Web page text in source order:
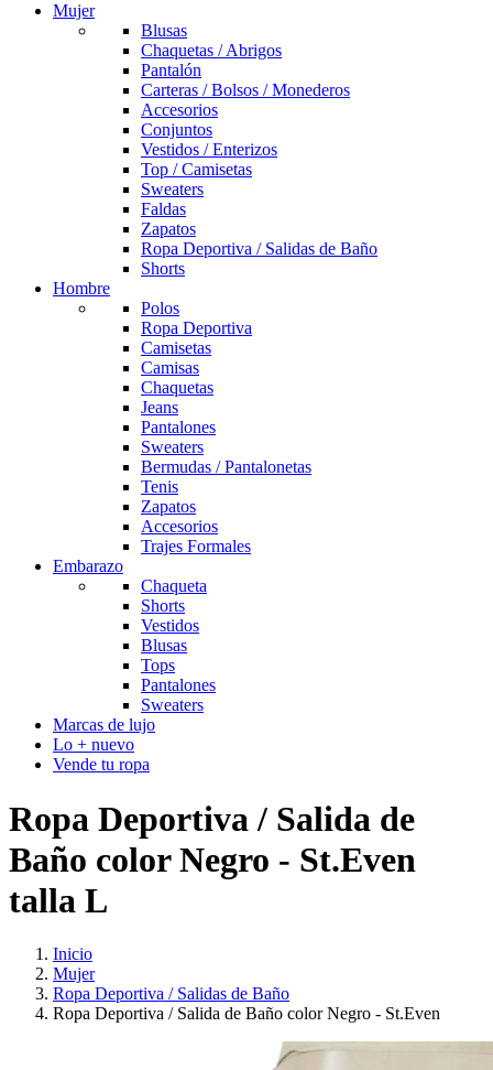
Mujer
Blusas
Chaquetas / Abrigos
Pantalón
Carteras / Bolsos / Monederos
Accesorios
Conjuntos
Vestidos / Enterizos
Top / Camisetas
Sweaters
Faldas
Zapatos
Ropa Deportiva / Salidas de Baño
Shorts
Hombre
Polos
Ropa Deportiva
Camisetas
Camisas
Chaquetas
Jeans
Pantalones
Sweaters
Bermudas / Pantalonetas
Tenis
Zapatos
Accesorios
Trajes Formales
Embarazo
Chaqueta
Shorts
Vestidos
Blusas
Tops
Pantalones
Sweaters
Marcas de lujo
Lo + nuevo
Vende tu ropa
Ropa Deportiva / Salida de
Baño color Negro - St.Even
talla L
Inicio
Mujer
Ropa Deportiva / Salidas de Baño
Ropa Deportiva / Salida de Baño color Negro - St.Even